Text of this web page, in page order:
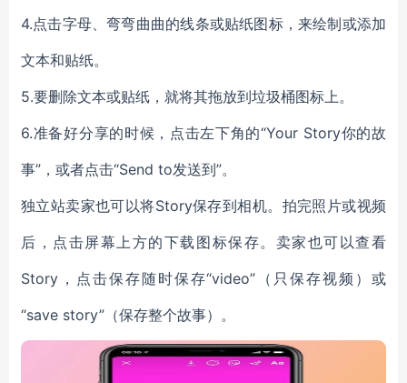
4.点击字母、弯弯曲曲的线条或贴纸图标，来绘制或添加
文本和贴纸。
5.要删除文本或贴纸，就将其拖放到垃圾桶图标上。
6.准备好分享的时候，点击左下角的“Your Story你的故
事”，或者点击“Send to发送到”。
独立站卖家也可以将Story保存到相机。拍完照片或视频
后，点击屏幕上方的下载图标保存。卖家也可以查看
Story，点击保存随时保存“video”（只保存视频）或
“save story”（保存整个故事）。